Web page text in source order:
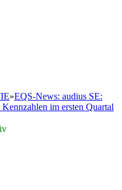
»EQS-News: audius SE:
im ersten Quartal